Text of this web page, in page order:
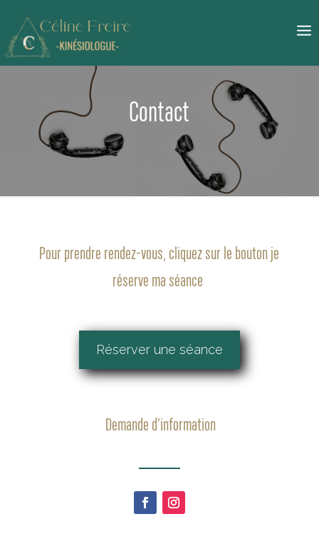
Contact
Pour prendre rendez-vous, cliquez sur le bouton je
réserve ma séance
Réserver une séance
Demande d’information